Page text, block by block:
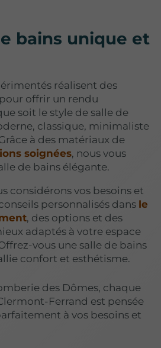
bains unique et
réalisent des
offrir un rendu
soit le style de salle de
classique, minimaliste
à des matériaux de
soignées, nous vous
de bains élégante.
considérons vos besoins et
personnalisés dans le
, des options et des
adaptés à votre espace
vous une salle de bains
confort et esthétisme.
des Dômes, chaque
Ferrand est pensée
à vos besoins et